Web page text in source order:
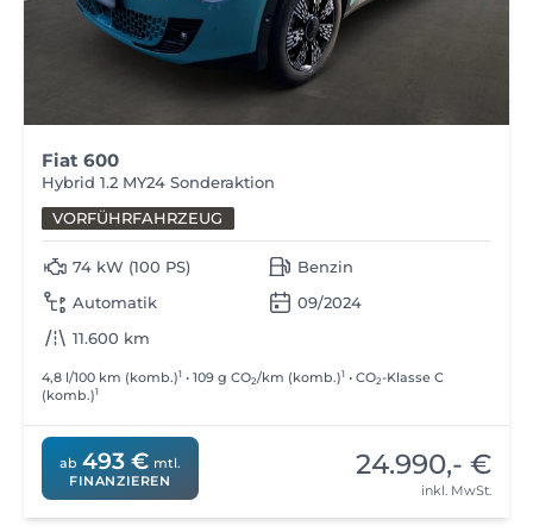
Fiat 600
Hybrid 1.2 MY24 Sonderaktion
VORFÜHRFAHRZEUG
74 kW (100 PS)
Automatik
11.600 km
Benzin
09/2024
4,8 l/100 km (komb.)1 • 109 g CO2/km (komb.)1 • CO2-Klasse C
(komb.)1
ab 493 € mtl.
FINANZIEREN
24.990,- €
inkl. MwSt.